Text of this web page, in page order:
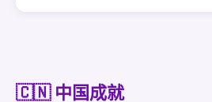
🇨🇳 中国成就